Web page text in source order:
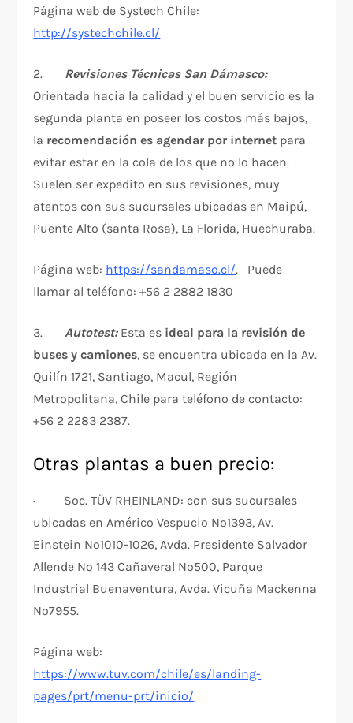
Página web de Systech Chile:
http://systechchile.cl/
2. Revisiones Técnicas San Dámasco:
Orientada hacia la calidad y el buen servicio es la
segunda planta en poseer los costos más bajos,
la recomendación es agendar por internet para
evitar estar en la cola de los que no lo hacen.
Suelen ser expedito en sus revisiones, muy
atentos con sus sucursales ubicadas en Maipú,
Puente Alto (santa Rosa), La Florida, Huechuraba.
Página web: https://sandamaso.cl/. Puede
llamar al teléfono: +56 2 2882 1830
3.Autotest: Esta es ideal para la revisión de
buses y camiones, se encuentra ubicada en la Av.
Quilín 1721, Santiago, Macul, Región
Metropolitana, Chile para teléfono de contacto:
+56 2 2283 2387.
Otras plantas a buen precio:
· Soc. TÜV RHEINLAND: con sus sucursales
ubicadas en Américo Vespucio Nº1393, Av.
Einstein Nº1010-1026, Avda. Presidente Salvador
Allende Nº 143 Cañaveral Nº500, Parque
Industrial Buenaventura, Avda. Vicuña Mackenna
Nº7955.
Página web:
https://www.tuv.com/chile/es/landing-
pages/prt/menu-prt/inicio/